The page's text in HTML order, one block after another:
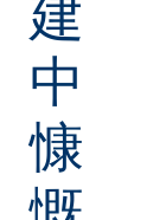
中
慷